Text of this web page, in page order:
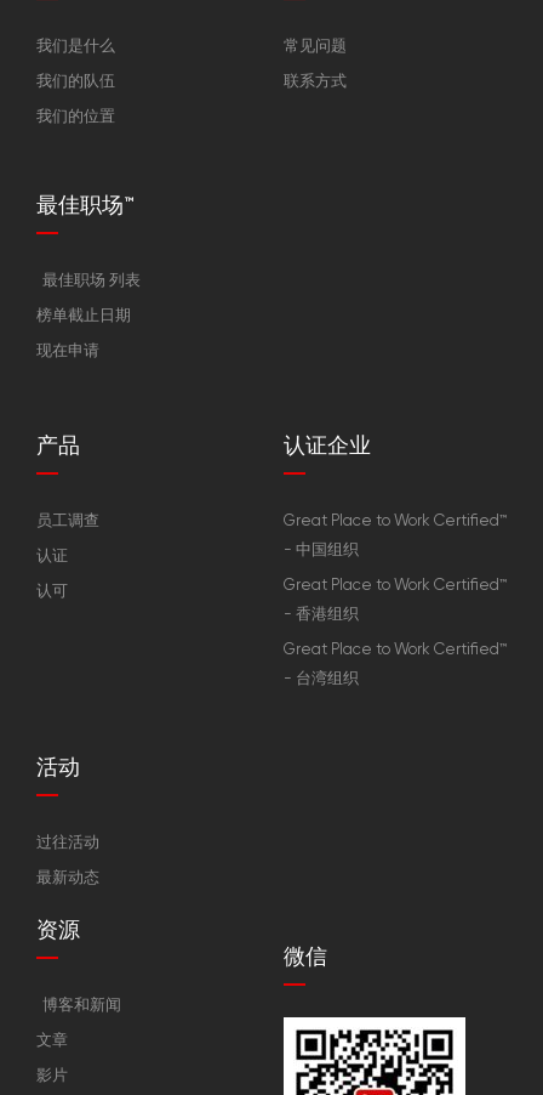
我们是什么
我们的队伍
我们的位置
常见问题
联系方式
最佳职场™
最佳职场 列表
榜单截止日期
现在申请
产品
员工调查
认证
认可
认证企业
Great Place to Work Certified™
- 中国组织
Great Place to Work Certified™
- 香港组织
Great Place to Work Certified™
- 台湾组织
活动
过往活动
最新动态
资源
博客和新闻
文章
影片
微信